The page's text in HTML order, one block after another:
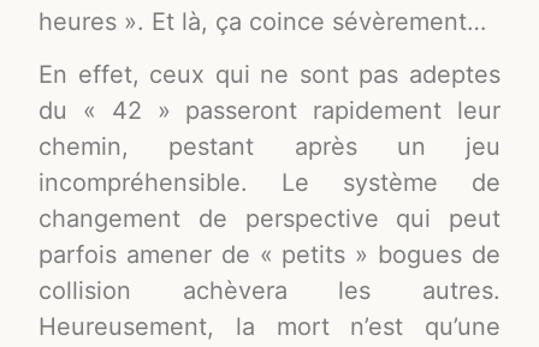
heures ». Et là, ça coince sévèrement…
En effet, ceux qui ne sont pas adeptes
du « 42 » passeront rapidement leur
chemin, pestant après un jeu
incompréhensible. Le système de
changement de perspective qui peut
parfois amener de « petits » bogues de
collision achèvera les autres.
Heureusement, la mort n’est qu’une